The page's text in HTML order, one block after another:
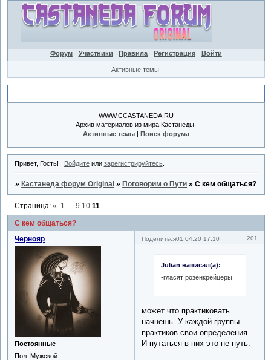
Форум Участники Правила Регистрация Войти
Активные темы
WWW.CCASTANEDA.RU
Архив материалов из мира Кастанеды.
Активные темы| Поиск форума
Привет, Гость! Войдитеили зарегистрируйтесь.
» Кастанеда форум Original » Поговорим о Пути »С кем общаться?
С кем общаться?
Страница:« 1 9 10 11
Поделиться 201
01.04.20 17:10
Чернояр
Постоянные
Пол: Мужской
Julian написал(а):
-гласят розенкрейцеры.
может что практиковать
начнешь. У каждой группы
практиков свои определения.
И путаться в них это не путь.